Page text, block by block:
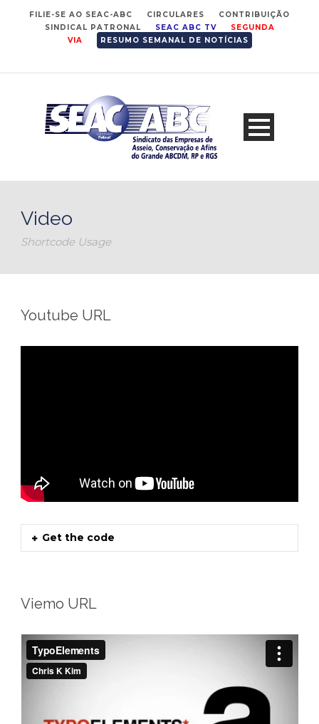
FILIE-SE AO SEAC-ABC CIRCULARES
CONTRIBUIÇÃO
SINDICAL PATRONAL
SEAC ABC TV
SEGUNDA
VIA
RESUMO SEMANAL DE NOTÍCIAS
Video
Shortcode Usage
Youtube URL
Get the code
Viemo URL